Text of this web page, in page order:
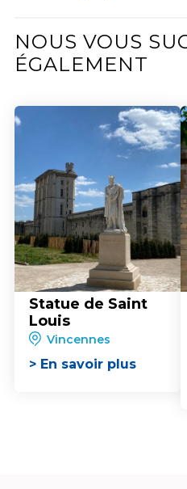
NOUS VOUS
ÉGALEMENT
Statue de Saint
Louis
Vincennes
> En savoir plus